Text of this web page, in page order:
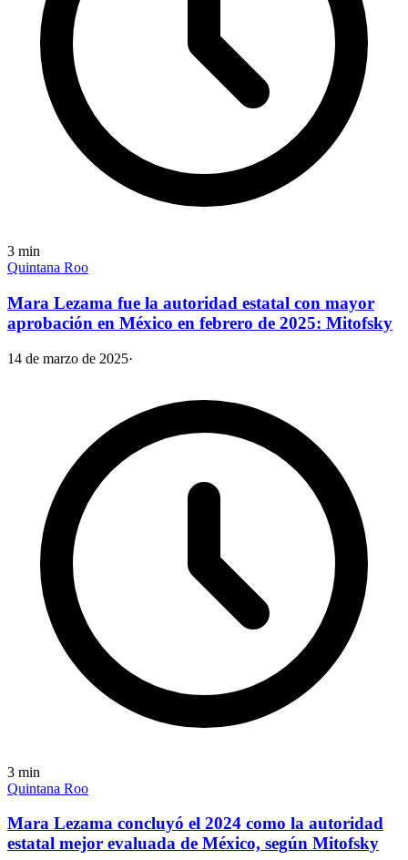
3 min
Quintana Roo
Mara Lezama fue la autoridad estatal con mayor
aprobación en México en febrero de 2025: Mitofsky
14 de marzo de 2025·
3 min
Quintana Roo
Mara Lezama concluyó el 2024 como la autoridad
estatal mejor evaluada de México, según Mitofsky